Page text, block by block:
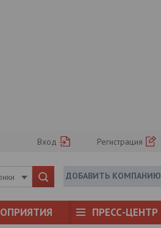
Вход Регистрация
ДОБАВИТЬ КОМПАНИЮ
ПРЕСС-ЦЕНТР